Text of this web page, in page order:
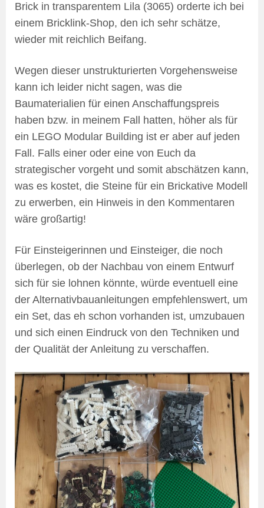
Brick in transparentem Lila (3065) orderte ich bei
einem Bricklink-Shop, den ich sehr schätze,
wieder mit reichlich Beifang.
Wegen dieser unstrukturierten Vorgehensweise
kann ich leider nicht sagen, was die
Baumaterialien für einen Anschaffungspreis
haben bzw. in meinem Fall hatten, höher als für
ein LEGO Modular Building ist er aber auf jeden
Fall. Falls einer oder eine von Euch da
strategischer vorgeht und somit abschätzen kann,
was es kostet, die Steine für ein Brickative Modell
zu erwerben, ein Hinweis in den Kommentaren
wäre großartig!
Für Einsteigerinnen und Einsteiger, die noch
überlegen, ob der Nachbau von einem Entwurf
sich für sie lohnen könnte, würde eventuell eine
der Alternativbauanleitungen empfehlenswert, um
ein Set, das eh schon vorhanden ist, umzubauen
und sich einen Eindruck von den Techniken und
der Qualität der Anleitung zu verschaffen.